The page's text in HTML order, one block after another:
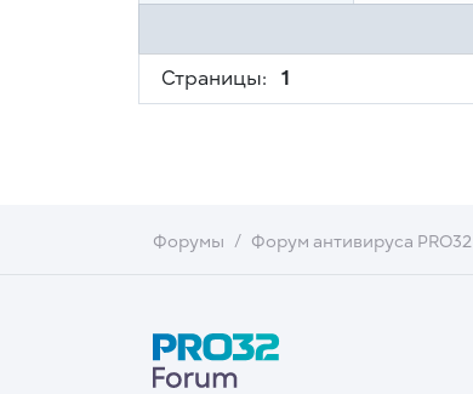
Страницы: 1
Форумы Форум антивируса PRO32